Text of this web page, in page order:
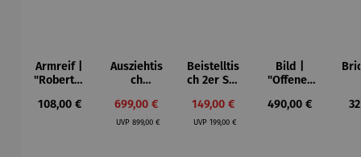
Armreif |
"Roberta"
Mütz
Regulärer Preis:
108,00 €
Ausziehtis
ch
– Valor
Verkaufspreis:
699,00 €
UVPRegulärer Preis:
899,00 €
Beistelltis
ch 2er Set
Verkaufspreis:
149,00 €
UVP Regulärer Preis:
199,00 €
Bild |
"Offenes
Collioure"
Regulärer Preis:
490,00 €